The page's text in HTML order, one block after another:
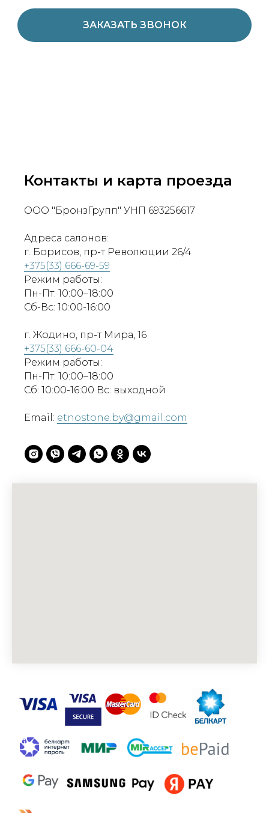
ЗАКАЗАТЬ ЗВОНОК
Контакты и карта проезда
ООО "БронзГрупп" УНП 693256617
Адреса салонов:
г. Борисов, пр-т Революции 26/4
+375(33) 666-69-59
Режим работы:
Пн-Пт: 10:00–18:00
Сб-Вс: 10:00-16:00
г. Жодино, пр-т Мира, 16
+375(33) 666-60-04
Режим работы:
Пн-Пт: 10:00–18:00
Сб: 10:00-16:00 Вс: выходной
Email: etnostone.by@gmail.com